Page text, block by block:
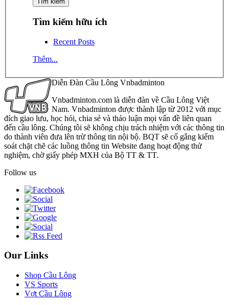
Tìm kiếm hữu ích
Recent Posts
Thêm...
Diễn Đàn Cầu Lông Vnbadminton
Vnbadminton.com là diễn đàn về Cầu Lông Việt
Nam. Vnbadminton được thành lập từ 2012 với mục
đích giao lưu, học hỏi, chia sẻ và thảo luận mọi vấn đề liên quan
đến cầu lông. Chúng tôi sẽ không chịu trách nhiệm với các thông tin
do thành viên đưa lên trừ thông tin nội bộ. BQT sẽ cố gắng kiểm
soát chặt chẽ các luồng thông tin Website đang hoạt động thử
nghiệm, chờ giấy phép MXH của Bộ TT & TT.
Follow us
Our Links
Shop Cầu Lông
VS Sports
Vợt Cầu Lông